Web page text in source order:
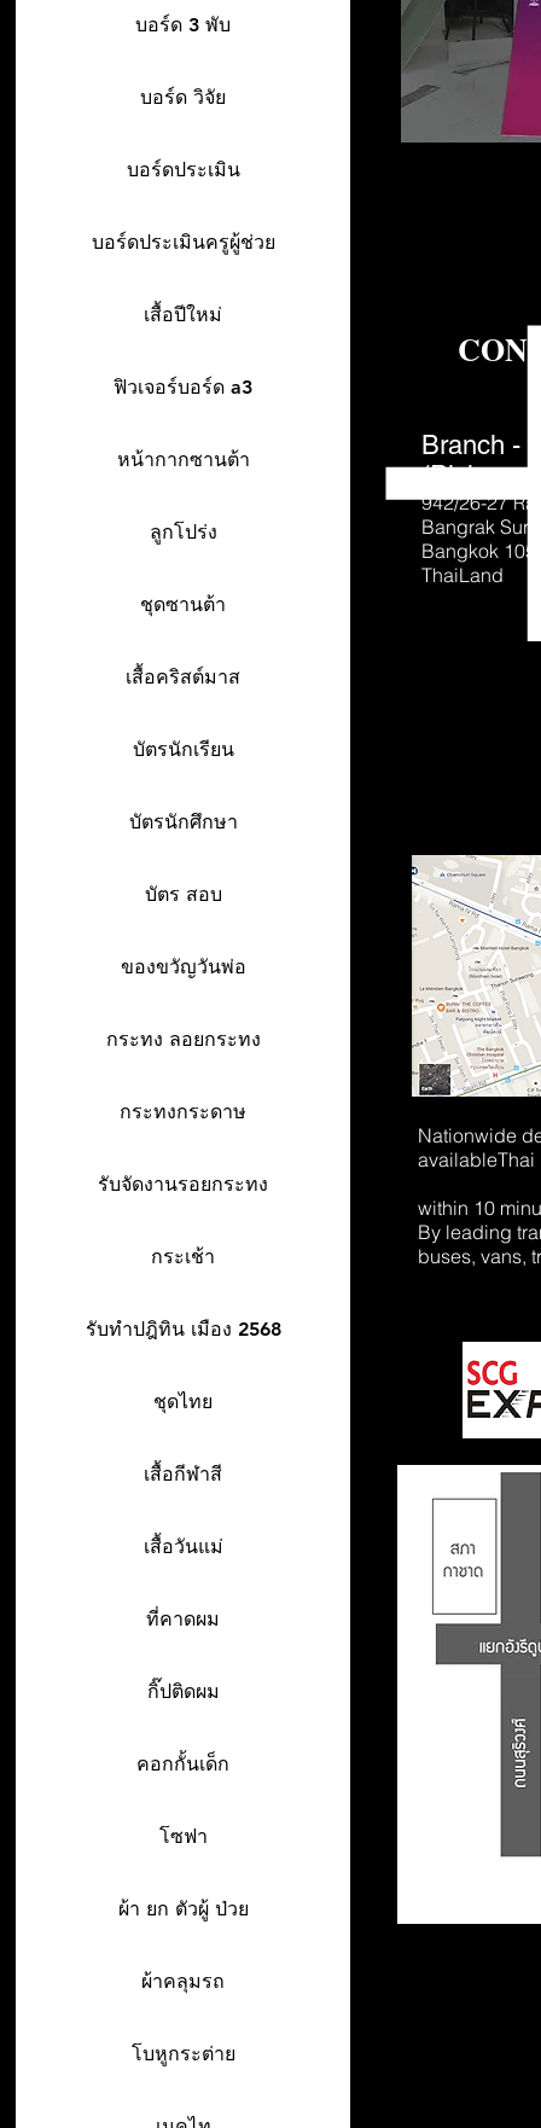
บอร์ด 3 พับ
บอร์ด วิจัย
บอร์ดประเมิน
บอร์ดประเมินครูผู้ช่วย
เสื้อปีใหม่
ฟิวเจอร์บอร์ด a3
หน้ากากซานต้า
ลูกโปร่ง
ชุดซานต้า
เสื้อคริสต์มาส
บัตรนักเรียน
บัตรนักศึกษา
บัตร สอบ
ของขวัญวันพ่อ
กระทง ลอยกระทง
กระทงกระดาษ
รับจัดงานรอยกระทง
กระเช้า
รับทำปฎิทิน เมือง 2568
ชุดไทย
เสื้อกีฬาสี
เสื้อวันแม่
ที่คาดผม
กิ๊ปติดผม
คอกกั้นเด็ก
โซฟา
ผ้า ยก ตัวผู้ ป่วย
ผ้าคลุมรถ
โบหูกระต่าย
Branch -
(Pick-up
942/26-27
Bangrak
Bangkok
ThaiLand
Nationwide
availableThai
within 10
By leading
buses, vans,